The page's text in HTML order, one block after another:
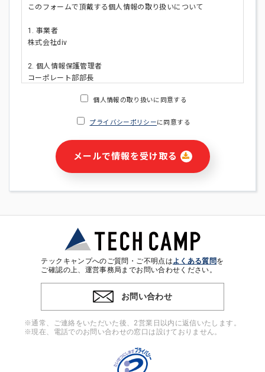
このフォームで頂戴する個人情報の取り扱いについて
1. 事業者
株式会社div
2. 個人情報保護管理者
コーポレート部部長
・ご請求された資料の送付のため
・本サービス及び本サービスに関連する情報(当社及び第三者の
サービス又は商品等の広告配信・宣伝を含みますが、それらに
・個人(法人の場合は担当者)を識別できない形式に加工した統
計情報の作成および利用
※上記の利用目的に基づいた本人への連絡及び配信について
4. 個人情報の第三者提供
ンをとるために、氏名等の一部の情報をサービス内で使用する
チャットツールで発信することにより、本サービスの他の利用
者等に提供することがあります。
個人情報の取り扱いに同意する
プライバシーポリシーに同意する
メールで情報を受け取る
テックキャンプへのご質問・ご不明点はよくある質問を
ご確認の上、運営事務局までお問い合わせください。
お問い合わせ
※通常、ご連絡をいただいた後、2営業日以内に返信いたします。
※現在、電話でのお問い合わせの窓口は設けておりません。